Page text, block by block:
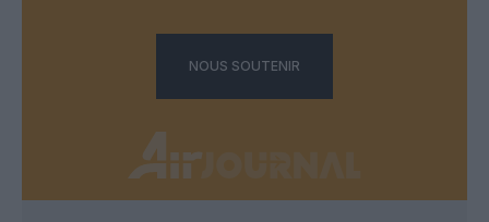
NOUS SOUTENIR